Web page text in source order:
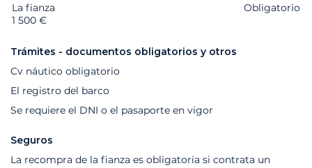
Extras Estado
La fianza
Obligatorio
1 500 €
Trámites - documentos obligatorios y otros
Cv náutico obligatorio
El registro del barco
Se requiere el DNI o el pasaporte en vigor
Seguros
La recompra de la fianza es obligatoria si contrata un